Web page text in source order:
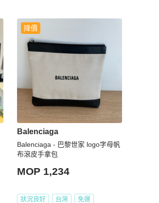
降價
Balenciaga
Balenciaga - 巴黎世家 logo字母帆
布滾皮手拿包
MOP 1,234
狀況良好 台灣 免運